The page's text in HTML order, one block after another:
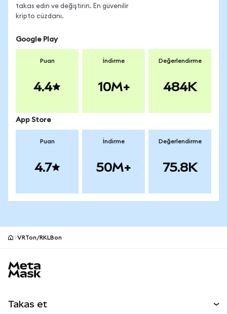
takas edin ve değiştirin. En güvenilir
kripto cüzdanı.
Google Play
Puan
4.4
İndirme
10M+
Değerlendirme
484K
App Store
Puan
4.7
İndirme
50M+
Değerlendirme
75.8K
VRTon/RKLBon
Takas et